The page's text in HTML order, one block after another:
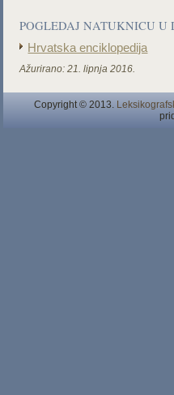
POGLEDAJ NATUKNICU U
Hrvatska enciklopedija
Ažurirano: 21. lipnja 2016.
Copyright © 2013.